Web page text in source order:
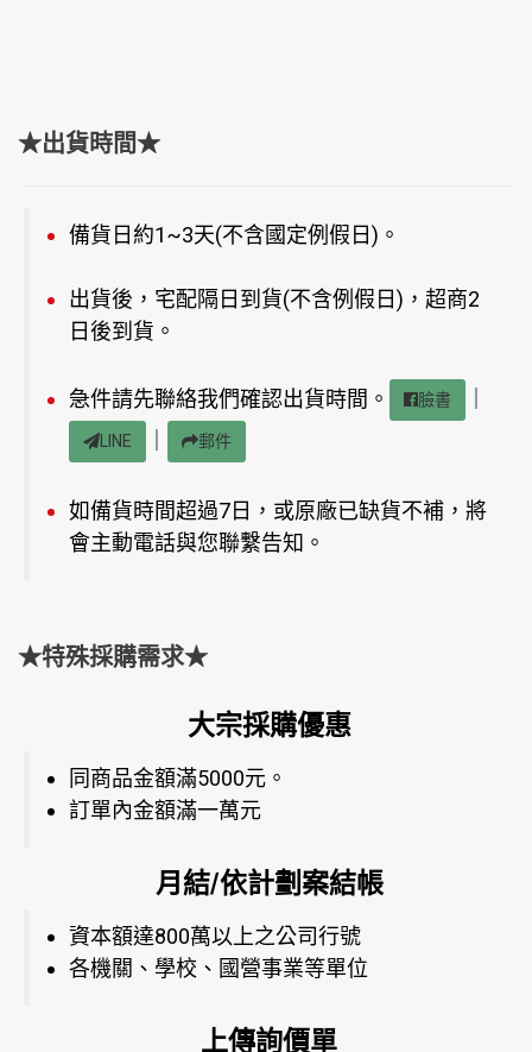
★出貨時間★
備貨日約1~3天(不含國定例假日)。
出貨後，宅配隔日到貨(不含例假日)，超商2
日後到貨。
急件請先聯絡我們確認出貨時間。 臉書
LINE 郵件
如備貨時間超過7日，或原廠已缺貨不補，將
會主動電話與您聯繫告知。
★特殊採購需求★
大宗採購優惠
同商品金額滿5000元。
訂單內金額滿一萬元
月結/依計劃案結帳
資本額達800萬以上之公司行號
各機關、學校、國營事業等單位
上傳詢價單